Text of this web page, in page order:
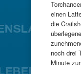
einen
die
noch drei
Minute